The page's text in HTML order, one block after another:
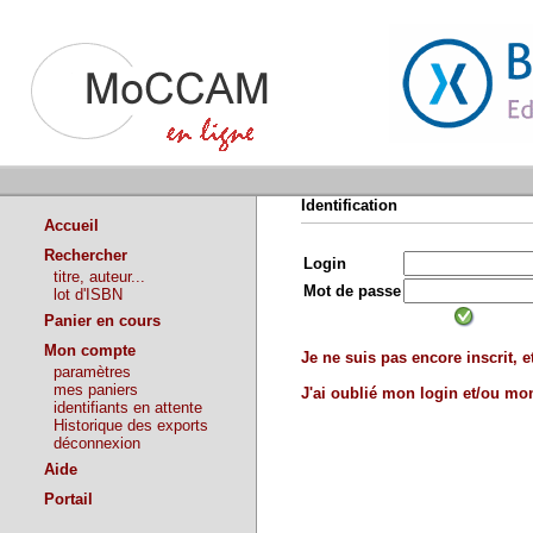
Accueil
Rechercher
titre, auteur...
lot d'ISBN
Panier en cours
Mon compte
paramètres
mes paniers
identifiants en attente
Historique des exports
déconnexion
Aide
Portail
Identification
Login
Mot de passe
Je ne suis pas encore inscrit,
J'ai oublié mon login et/ou